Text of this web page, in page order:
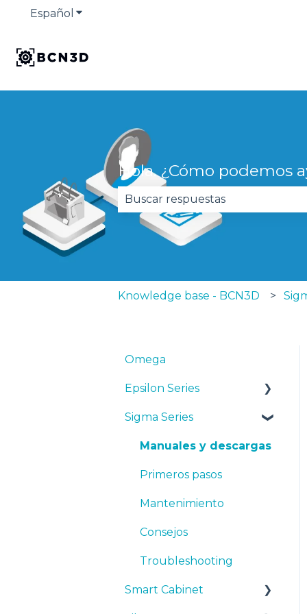
Español Traducciones de Mostrar submenú de
Hola. ¿Cómo podemos
No hay sugerencias porque el
Knowledge base - BCN3D
Omega
Epsilon Series
Manuales y Descargas
Primeros pasos
Mantenimiento
Consejos
Resolución de
Sigma Series
Manuales y descargas
Primeros pasos
Mantenimiento
Consejos
Troubleshooting
Smart Cabinet